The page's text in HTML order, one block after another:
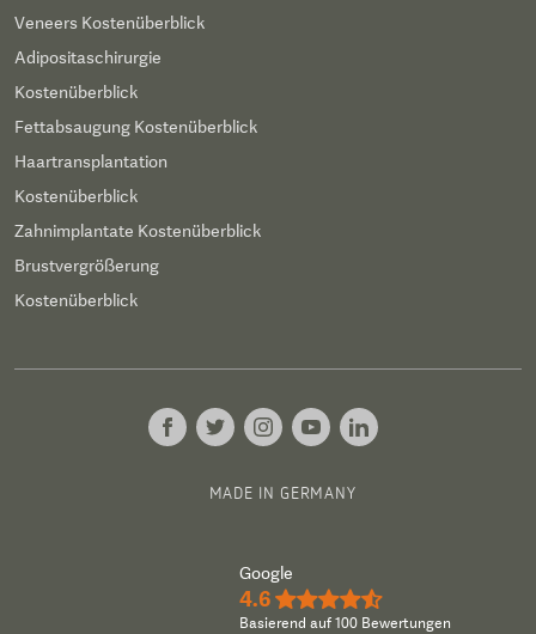
Veneers Kostenüberblick
Adipositaschirurgie
Kostenüberblick
Fettabsaugung Kostenüberblick
Haartransplantation
Kostenüberblick
Zahnimplantate Kostenüberblick
Brustvergrößerung
Kostenüberblick
MADE IN GERMANY
Google
4.6 ★★★★½
Basierend auf 100 Bewertungen